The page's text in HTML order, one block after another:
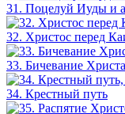
31. Поцелуй Иуды и
32. Христос перед
33. Бичевание Христа
34. Крестный путь